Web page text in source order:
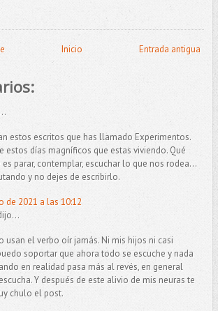
Entrada antigua
Inicio
estos escritos que has llamado Experimentos.
estos días magníficos que estas viviendo. Qué
parar, contemplar, escuchar lo que nos rodea...
y no dejes de escribirlo.
de 2021 a las 10:12
usan el verbo oír jamás. Ni mis hijos ni casi
soportar que ahora todo se escuche y nada
en realidad pasa más al revés, en general
Y después de este alivio de mis neuras te
chulo el post.